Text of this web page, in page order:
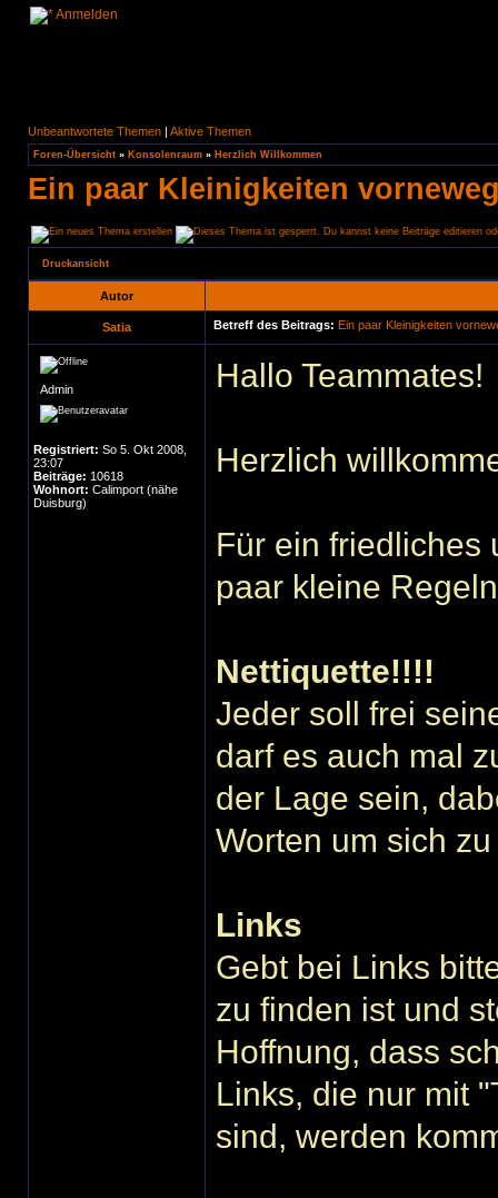
Anmelden
Unbeantwortete Themen | Aktive Themen
Foren-Übersicht » Konsolenraum » Herzlich Willkommen
Ein paar Kleinigkeiten
Druckansicht
Autor
Satia Betreff des Beitrags: Ein paar Kleinigkeiten
Admin
Registriert: So 5. Okt 2008,
23:07
Beiträge: 10618
Wohnort: Calimport (nähe
Duisburg)
Hallo Teammates!
Herzlich
Für ein friedliches
paar kleine
Nettiquette!!!!
Jeder soll frei
darf es auch mal
der Lage sein,
Worten um sich
Links
Gebt bei Links
zu finden ist und
Hoffnung, dass
Links, die nur mit
sind, werden